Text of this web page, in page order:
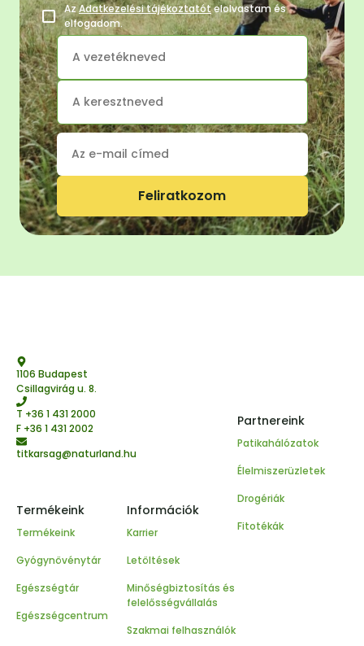
AzAdatkezelési tájékoztatótelolvastam és
elfogadom.
Feliratkozom
1106 Budapest
Csillagvirág u. 8.
T +36 1 431 2000
F +36 1 431 2002
titkarsag@naturland.hu
Termékeink
Termékeink
Gyógynövénytár
Egészségtár
Egészségcentrum
Információk
Karrier
Letöltések
Minőségbiztosítás és
felelősségvállalás
Szakmai felhasználók
Partnereink
Patikahálózatok
Élelmiszerüzletek
Drogériák
Fitotékák